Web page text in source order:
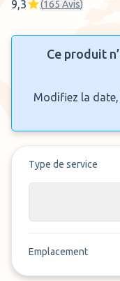
9,3 (165 Avis)
Ce produit
Modifiez la
Type de service
Emplacement